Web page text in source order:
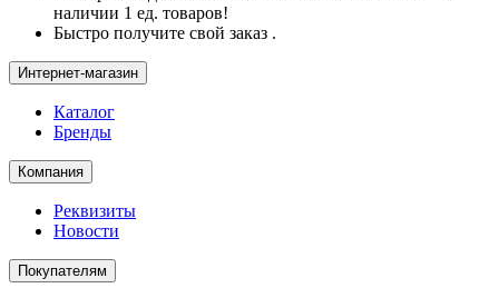
наличии 1 ед. товаров!
Быстро получите свой заказ .
Интернет-магазин
Каталог
Бренды
Компания
Реквизиты
Новости
Покупателям